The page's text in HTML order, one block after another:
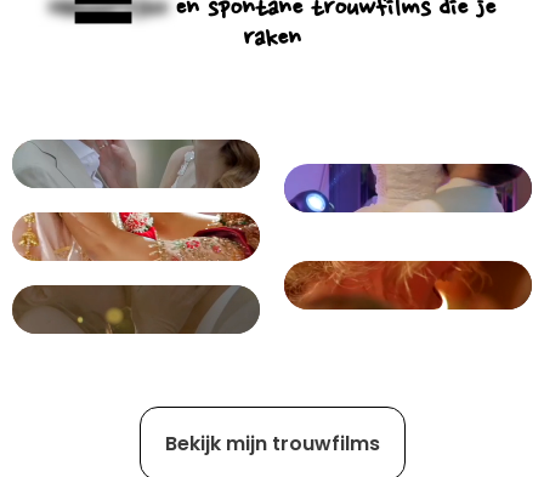
Natuurlijke en spontane trouwfilms die je
raken
Bekijk mijn trouwfilms